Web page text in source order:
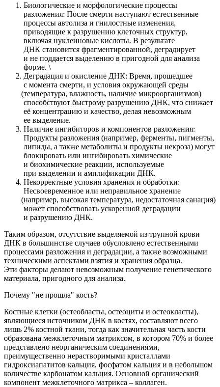
Биологические и морфологические процессы
разложения: После смерти наступают естественные
процессы автолиза и гнилостные изменения,
приводящие к разрушению клеточных структур,
включая нуклеиновые кислоты. В результате
ДНК становится фрагментированной, деградирует
и не поддается выделению в пригодной для анализа
форме. \
Деградация и окисление ДНК: Время, прошедшее
с момента смерти, и условия окружающей среды
(температура, влажность, наличие микроорганизмов)
способствуют быстрому разрушению ДНК, что снижает
её концентрацию и качество, делая невозможным
ее выделение.
Наличие ингибиторов и компонентов разложения:
Продукты разложения (например, ферменты, пигменты,
липиды, а также метаболиты и продукты некроза) могут
блокировать или ингибировать химические
и биохимические реакции, используемые
при выделении и амплификации ДНК.
Некорректные условия хранения и обработки:
Несвоевременное или неправильное хранение
(например, высокая температура, недостаточная санация)
может способствовать ускоренной деградации
и разрушению ДНК.
Таким образом, отсутствие выделяемой из трупной крови
ДНК в большинстве случаев обусловлено естественными
процессами разложения и деградации, а также возможными
техническими аспектами взятия и хранения образца.
Эти факторы делают невозможным получение генетического
материала, пригодного для анализа.
Почему "не прошла" кость?
Костные клетки (остеобласты, остеоциты и остеокласты),
являющиеся источником ДНК в костях, составляют всего
лишь 2% костной ткани, тогда как значительная часть кости
образована межклеточным матриксом, в котором 70% и более
представлено неорганическим соединениями,
преимущественно нерастворимыми кристаллами
гидроксиапатитов кальция, фосфатом кальция и в небольшом
количестве карбонатом кальция. Основной органический
компонент межклеточного матрикса – коллаген.